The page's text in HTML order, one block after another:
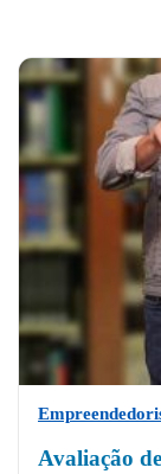
Avaliação